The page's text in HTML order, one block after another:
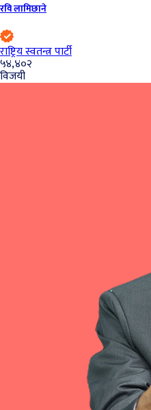
रवि लामिछाने
राष्ट्रिय स्वतन्त्र पार्टी
५४,४०२
विजयी